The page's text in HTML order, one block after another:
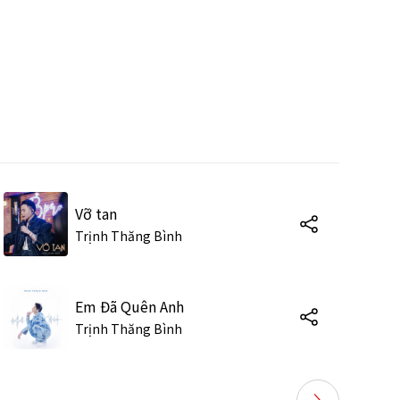
Vỡ tan
Trịnh Thăng Bình
Em Đã Quên Anh
Trịnh Thăng Bình